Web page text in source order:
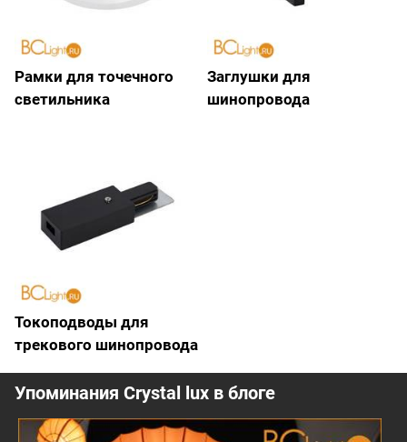
Рамки для точечного
светильника
Заглушки для
шинопровода
Токоподводы для
трекового шинопровода
Упоминания Crystal lux в блоге